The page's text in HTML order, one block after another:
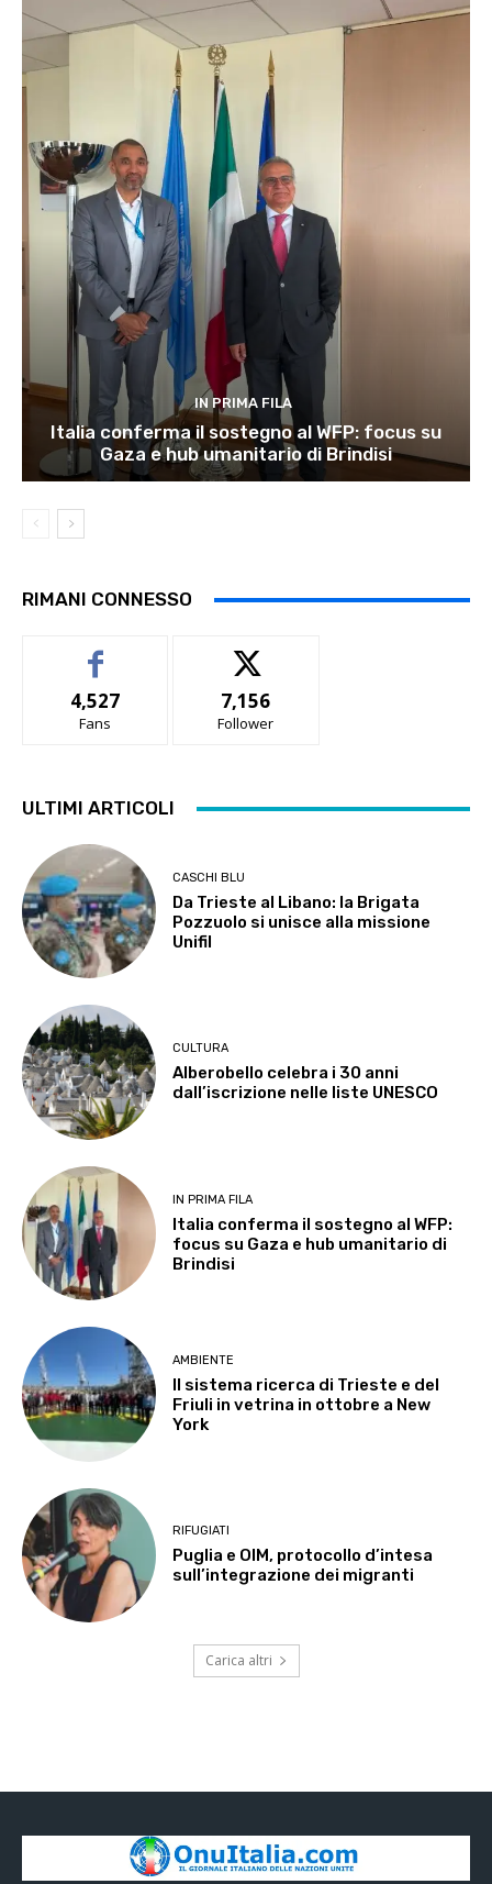
IN PRIMA FILA
Italia conferma il sostegno al WFP: focus su
Gaza e hub umanitario di Brindisi
RIMANI CONNESSO
4,527
Fans
7,156
Follower
ULTIMI ARTICOLI
CASCHI BLU
Da Trieste al Libano: la Brigata
Pozzuolo si unisce alla missione
Unifil
CULTURA
Alberobello celebra i 30 anni
dall’iscrizione nelle liste UNESCO
IN PRIMA FILA
Italia conferma il sostegno al WFP:
focus su Gaza e hub umanitario di
Brindisi
AMBIENTE
Il sistema ricerca di Trieste e del
Friuli in vetrina in ottobre a New
York
RIFUGIATI
Puglia e OIM, protocollo d’intesa
sull’integrazione dei migranti
Carica altri